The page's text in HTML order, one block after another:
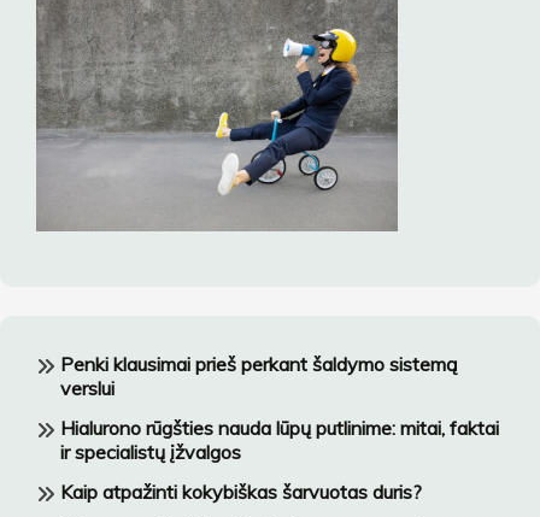
Penki klausimai prieš perkant šaldymo sistemą
verslui
Hialurono rūgšties nauda lūpų putlinime: mitai, faktai
ir specialistų įžvalgos
Kaip atpažinti kokybiškas šarvuotas duris?